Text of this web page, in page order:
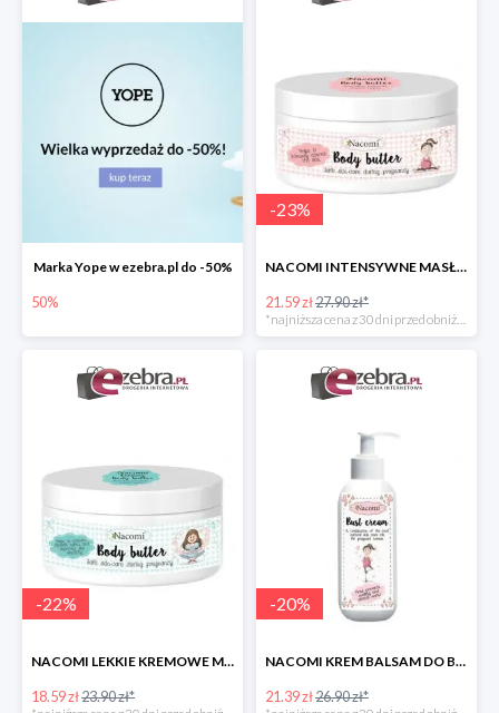
Marka Yope w ezebra.pl do -50%
50%
-23%
NACOMI INTENSYWNE MASŁO DLA KOBIET W CIĄŻY
21.59 zł27.90 zł*
-22%
NACOMI LEKKIE KREMOWE MASŁO DLA KOBIET W CIĄŻY
18.59 zł23.90 zł*
-20%
NACOMI KREM BALSAM DO BIUSTU DLA KOBIET W CIĄŻY
21.39 zł26.90 zł*